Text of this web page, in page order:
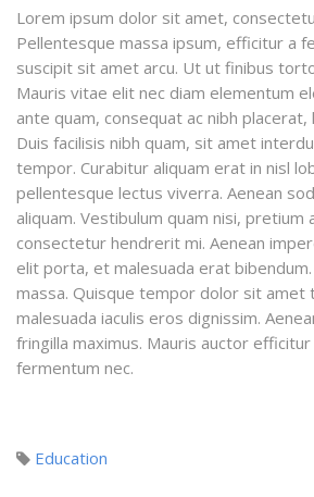
Lorem ipsum dolor sit amet,
Pellentesque massa ipsum, efficitur a
suscipit sit amet arcu. Ut ut finibus
Mauris vitae elit nec diam elementum
ante quam, consequat ac nibh placerat,
Duis facilisis nibh quam, sit amet
tempor. Curabitur aliquam erat in nisl
pellentesque lectus viverra. Aenean
aliquam. Vestibulum quam nisi, pretium
consectetur hendrerit mi. Aenean
elit porta, et malesuada erat bibendum.
massa. Quisque tempor dolor sit amet
malesuada iaculis eros dignissim.
fringilla maximus. Mauris auctor
fermentum nec.
Education